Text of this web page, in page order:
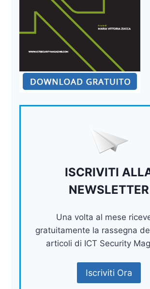
ISCRIVITI
NEWSLETTER
Una volta al mese
gratuitamente la rassegna
articoli di ICT Security
Iscriviti Ora